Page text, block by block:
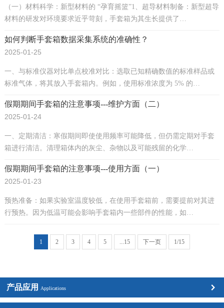
（一）材料科学：新型材料的 “孕育摇篮”1、超导材料制备：新型超导
材料的研发对环境要求近乎苛刻，手套箱为其生长提供了…
如何判断手套箱数据采集系统的准确性？
2025-01-25
一、与标准仪器对比单点校准对比：选取已知精确数值的标准样品或
标准气体，将其放入手套箱内。例如，使用标准浓度为 5% 的…
假期期间手套箱的注意事项---维护方面（二）
2025-01-24
一、定期清洁：寒假期间即使使用频率可能降低，但仍需定期对手套
箱进行清洁。清理箱体内的灰尘、杂物以及可能残留的化学…
假期期间手套箱的注意事项---使用方面（一）
2025-01-23
预热准备：如果实验室温度较低，在使用手套箱前，需要提前对其进
行预热。因为低温可能会影响手套箱内一些部件的性能，如…
1 2 3 4 5 ...15 下一页 1/15
产品应用 Applications